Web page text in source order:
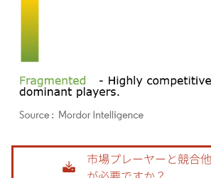
画像 © Mordor Intelligence。再利用にはCC BY 4.0